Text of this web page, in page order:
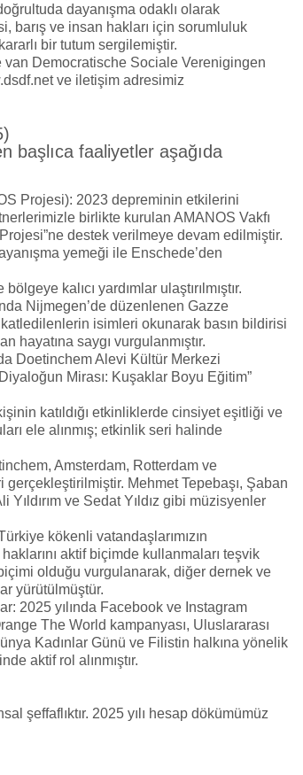
dayanışma odaklı olarak
barış ve insan hakları için sorumluluk
bir tutum sergilemiştir.
van Democratische Sociale Verenigingen
ve iletişim adresimiz
başlıca faaliyetler aşağıda
Projesi): 2023 depreminin etkilerini
birlikte kurulan AMANOS Vakfı
destek verilmeye devam edilmiştir.
yemeği ile Enschede’den
kalıcı yardımlar ulaştırılmıştır.
Nijmegen’de düzenlenen Gazze
katledilenlerin isimleri okunarak basın bildirisi
hayatına saygı vurgulanmıştır.
Doetinchem Alevi Kültür Merkezi
Mirası: Kuşaklar Boyu Eğitim”
katıldığı etkinliklerde cinsiyet eşitliği ve
ele alınmış; etkinlik seri halinde
Amsterdam, Rotterdam ve
Mehmet Tepebaşı, Şaban
ve Sedat Yıldız gibi müzisyenler
kökenli vatandaşlarımızın
aktif biçimde kullanmaları teşvik
olduğu vurgulanarak, diğer dernek ve
yürütülmüştür.
2025 yılında Facebook ve Instagram
The World kampanyası, Uluslararası
Kadınlar Günü ve Filistin halkına yönelik
aktif rol alınmıştır.
şeffaflıktır. 2025 yılı hesap dökümümüz